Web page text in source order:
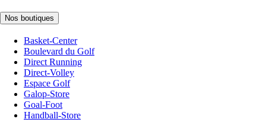
Nos boutiques
Basket-Center
Boulevard du Golf
Direct Running
Direct-Volley
Espace Golf
Galop-Store
Goal-Foot
Handball-Store